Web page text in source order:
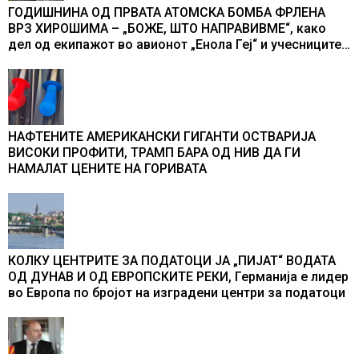
ГОДИШНИНА ОД ПРВАТА АТОМСКА БОМБА ФРЛЕНА
ВРЗ ХИРОШИМА – „БОЖЕ, ШТО НАПРАВИВМЕ“, како
дел од екипажот во авионот „Енола Геј“ и учесниците
промени текот на историјата
НАФТЕНИТЕ АМЕРИКАНСКИ ГИГАНТИ ОСТВАРИЈА
ВИСОКИ ПРОФИТИ, ТРАМП БАРА ОД НИВ ДА ГИ
НАМАЛАТ ЦЕНИТЕ НА ГОРИВАТА
КОЛКУ ЦЕНТРИТЕ ЗА ПОДАТОЦИ ЈА „ПИЈАТ“ ВОДАТА
ОД ДУНАВ И ОД ЕВРОПСКИТЕ РЕКИ, Германија е лидер
во Европа по бројот на изградени центри за податоци